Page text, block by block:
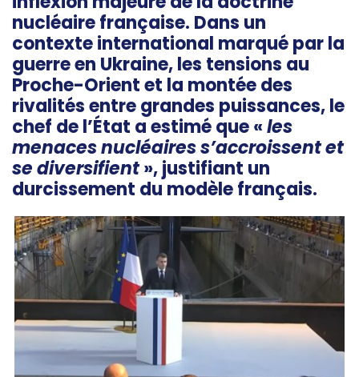
nucléaire française. Dans un
contexte international marqué par la
guerre en Ukraine, les tensions au
Proche-Orient et la montée des
rivalités entre grandes puissances, le
chef de l’État a estimé que «les
menaces nucléaires s’accroissent et
se diversifient», justifiant un
durcissement du modèle français.